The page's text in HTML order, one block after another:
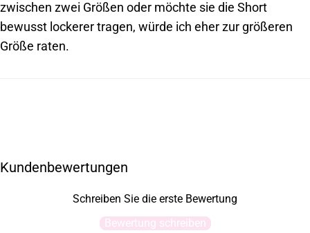
zwischen zwei Größen oder möchte sie die Short
bewusst lockerer tragen, würde ich eher zur größeren
Größe raten.
Kundenbewertungen
Schreiben Sie die erste Bewertung
Bewertung schreiben